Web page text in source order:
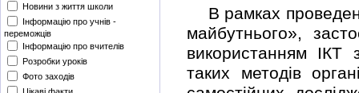
Новини з життя школи
Інформацію про учнів -
переможців
Інформацію про вчителів
Розробки уроків
Фото заходів
Цікаві факти
В рамках
майбутнього»,
використанням ІКТ
таких методів